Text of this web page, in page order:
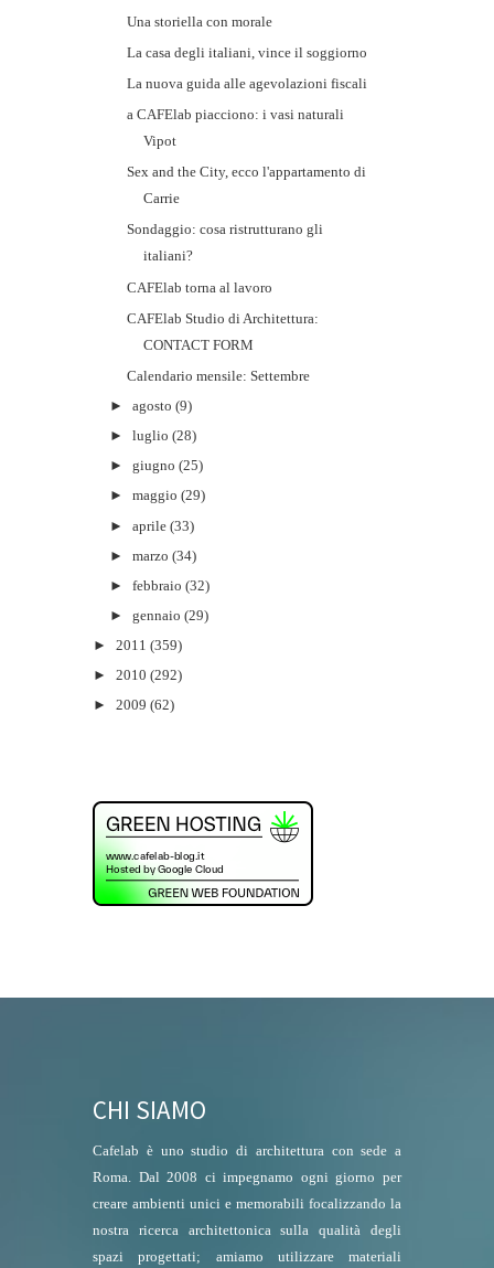
Una storiella con morale
La casa degli italiani, vince il soggiorno
La nuova guida alle agevolazioni fiscali
a CAFElab piacciono: i vasi naturali
Vipot
Sex and the City, ecco l'appartamento di
Carrie
Sondaggio: cosa ristrutturano gli
italiani?
CAFElab torna al lavoro
CAFElab Studio di Architettura:
CONTACT FORM
Calendario mensile: Settembre
►agosto (9)
►luglio (28)
►giugno (25)
►maggio (29)
►aprile (33)
►marzo (34)
►febbraio (32)
►gennaio (29)
► 2011 (359)
► 2010 (292)
► 2009 (62)
CHI SIAMO
Cafelab è uno studio di architettura con sede a
Roma. Dal 2008 ci impegnamo ogni giorno per
creare ambienti unici e memorabili focalizzando la
nostra ricerca architettonica sulla qualità degli
spazi progettati; amiamo utilizzare materiali